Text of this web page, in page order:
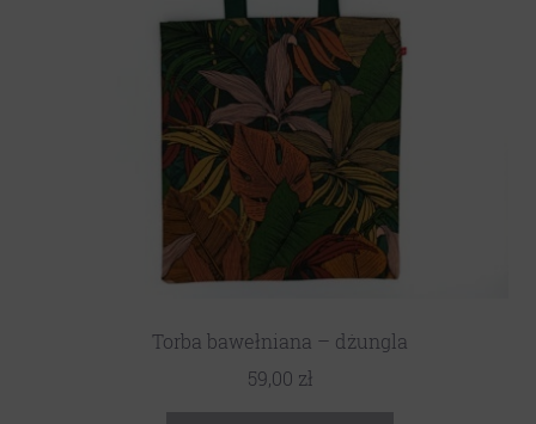
Torba bawełniana – dżungla
59,00 zł